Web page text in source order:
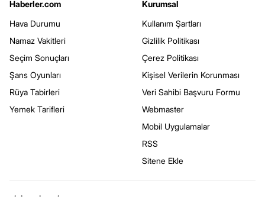
Haberler.com
Hava Durumu
Namaz Vakitleri
Seçim Sonuçları
Şans Oyunları
Rüya Tabirleri
Yemek Tarifleri
Kurumsal
Kullanım Şartları
Gizlilik Politikası
Çerez Politikası
Kişisel Verilerin Korunması
Veri Sahibi Başvuru Formu
Webmaster
Mobil Uygulamalar
RSS
Sitene Ekle